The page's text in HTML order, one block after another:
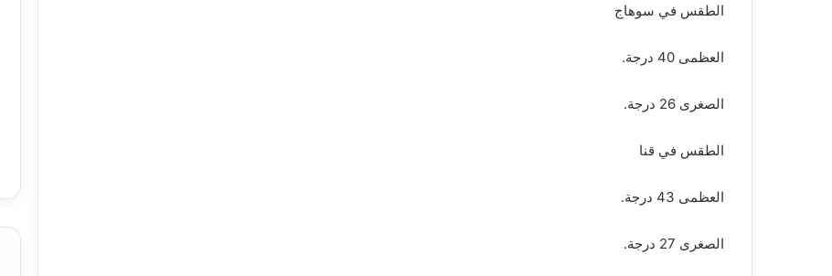
الطقس في سوهاج
العظمى 40 درجة.
الصغرى 26 درجة.
الطقس في قنا
العظمى 43 درجة.
الصغرى 27 درجة.